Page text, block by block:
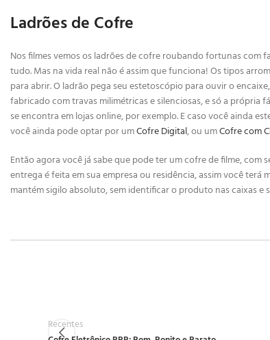
Ladrões de Cofre
Nos filmes vemos os ladrões de cofre roubando fortunas com
tudo. Mas na vida real não é assim que funciona! Os tipos
para abrir. O ladrão pega seu estetoscópio para ouvir o
fabricado com travas milimétricas e silenciosas, e só a
se encontra em lojas online, por exemplo. E caso você ainda
você ainda pode optar por umCofre Digital, ou umCofre com
Então agora você já sabe que pode ter um cofre de filme, com
entrega é feita em sua empresa ou residência, assim você
mantém sigilo absoluto, sem identificar o produto nas caixas
Recentes